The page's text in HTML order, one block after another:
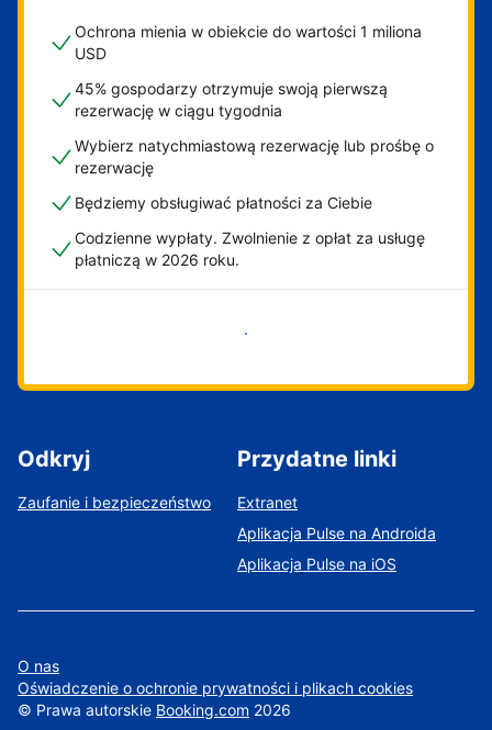
Ochrona mienia w obiekcie do wartości 1 miliona
USD
45% gospodarzy otrzymuje swoją pierwszą
rezerwację w ciągu tygodnia
Wybierz natychmiastową rezerwację lub prośbę o
rezerwację
Będziemy obsługiwać płatności za Ciebie
Codzienne wypłaty. Zwolnienie z opłat za usługę
płatniczą w 2026 roku.
Zacznij już teraz
Odkryj
Zaufanie i bezpieczeństwo
Przydatne linki
Extranet
Aplikacja Pulse na Androida
Aplikacja Pulse na iOS
O nas
Oświadczenie o ochronie prywatności i plikach cookies
© Prawa autorskie Booking.com 2026